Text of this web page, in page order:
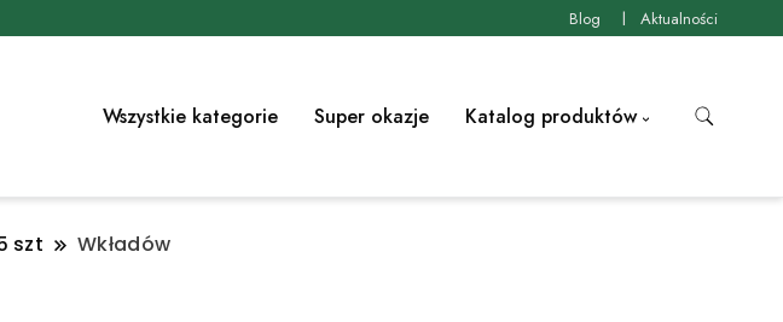
Blog Aktualności
Wszystkie kategorie Super okazje Katalog produktów
szt Wkładów